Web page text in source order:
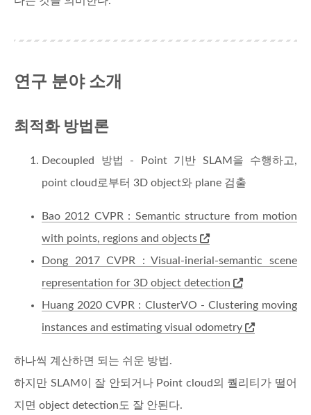
연구 분야 소개
최적화 방법론
Decoupled 방법 - Point 기반 SLAM을 수행하고,
point cloud로부터 3D object와 plane 검출
Bao 2012 CVPR : Semantic structure from motion
with points, regions and objects
Dong 2017 CVPR : Visual-inerial-semantic scene
representation for 3D object detection
Huang 2020 CVPR : ClusterVO - Clustering moving
instances and estimating visual odometry
하나씩 계산하면 되는 쉬운 방법.
하지만 SLAM이 잘 안되거나 Point cloud의 퀄리티가 떨어
지면 object detection도 잘 안된다.